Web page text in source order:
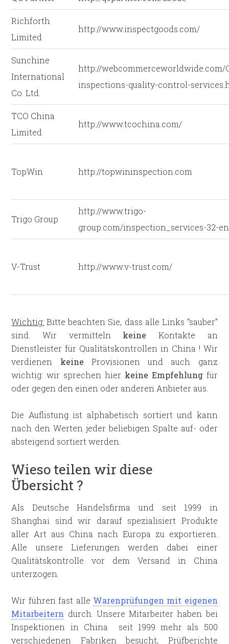
Richforth
Limited
http://www.inspectgoods.com/
Sunchine
International
Co. Ltd.
http://webcommerceworldwide.com/
inspections-quality-control-
TCO China
Limited
http://www.tcochina.com/
TopWin http://topwininspection.com
Trigo Group
http://www.trigo-
group.com/inspection_services-32-
V-Trust http://www.v-trust.com/
Wichtig: Bitte beachten Sie, dass alle Links “sauber”
sind. Wir vermitteln keine Kontakte an
Dienstleister für Qualitätskontrollen in China ! Wir
verdienen keine Provisionen und auch ganz
wichtig: wir sprechen hier keine Empfehlungfür
oder gegen den einen oder anderen Anbieter aus.
Die Auflistung ist alphabetisch sortiert und kann
nach den Werten jeder beliebigen Spalte auf- oder
absteigend sortiert werden.
Wieso teilen wir diese
Übersicht ?
Als Deutsche Handelsfirma und seit 1999 in
Shanghai sind wir darauf spezialisiert Produkte
aller Art aus China nach Europa zu exportieren.
Alle unsere Lieferungen werden dabei einer
Qualitätskontrolle vor dem Versand in China
unterzogen.
Wir führen fast alle Warenprüfungen mit eigenen
Mitarbeitern durch. Unsere Mitarbeiter haben bei
Inspektionen in China seit 1999 mehr als 500
verschiedenen Fabriken besucht, Prüfberichte